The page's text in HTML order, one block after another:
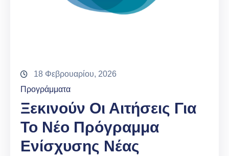
18 Φεβρουαρίου, 2026
Προγράμματα
Ξεκινούν Οι Αιτήσεις Για
Το Νέο Πρόγραμμα
Ενίσχυσης Νέας